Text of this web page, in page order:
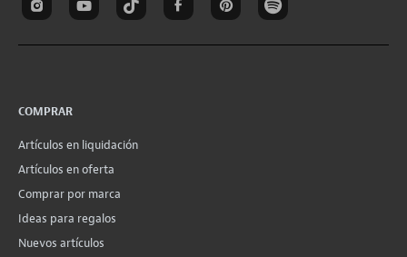
COMPRAR
Artículos en liquidación
Artículos en oferta
Comprar por marca
Ideas para regalos
Nuevos artículos